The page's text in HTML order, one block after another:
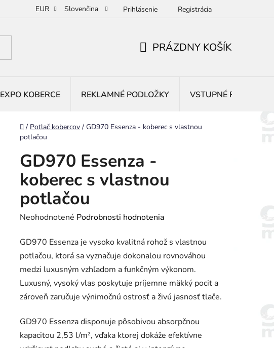
EUR Slovenčina Prihlásenie Registrácia
PRÁZDNY KOŠÍK
EXPO KOBERCE REKLAMNÉ PODLOŽKY VSTUPNÉ ROHOŽE
Domov
/ Potlač kobercov / GD970 Essenza - koberec s vlastnou
potlačou
GD970 Essenza -
koberec s vlastnou
potlačou
Priemerné
produktu
je
0,0
z
5
Neohodnotené Podrobnosti hodnotenia
GD970 Essenza je vysoko kvalitná rohož s vlastnou
potlačou, ktorá sa vyznačuje dokonalou rovnováhou
medzi luxusným vzhľadom a funkčným výkonom.
Luxusný, vysoký vlas poskytuje príjemne mäkký pocit a
zároveň zaručuje výnimočnú ostrosť a živú jasnosť tlače.
GD970 Essenza disponuje pôsobivou absorpčnou
kapacitou 2,53 l/m², vďaka ktorej dokáže efektívne